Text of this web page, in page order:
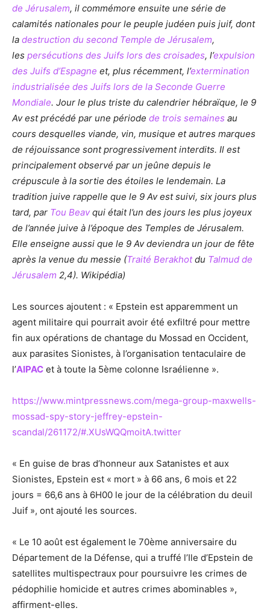
de Jérusalem, il commémore ensuite une série de
calamités nationales pour le peuple judéen puis juif, dont
la destruction du second Temple de Jérusalem,
les persécutions des Juifs lors des croisades, l’expulsion
des Juifs d’Espagne et, plus récemment, l’extermination
industrialisée des Juifs lors de la Seconde Guerre
Mondiale. Jour le plus triste du calendrier hébraïque, le 9
Av est précédé par une période de trois semaines au
cours desquelles viande, vin, musique et autres marques
de réjouissance sont progressivement interdits. Il est
principalement observé par un jeûne depuis le
crépuscule à la sortie des étoiles le lendemain. La
tradition juive rappelle que le 9 Av est suivi, six jours plus
tard, par Tou Beavqui était l’un des jours les plus joyeux
de l’année juive à l’époque des Temples de Jérusalem.
Elle enseigne aussi que le 9 Av deviendra un jour de fête
après la venue du messie (Traité Berakhotdu Talmud de
Jérusalem 2,4). Wikipédia)
Les sources ajoutent : « Epstein est apparemment un
agent militaire qui pourrait avoir été exfiltré pour mettre
fin aux opérations de chantage du Mossad en Occident,
aux parasites Sionistes, à l’organisation tentaculaire de
l’AIPAC et à toute la 5ème colonne Israélienne ».
https://www.mintpressnews.com/mega-group-maxwells-
mossad-spy-story-jeffrey-epstein-
scandal/261172/#.XUsWQQmoitA.twitter
« En guise de bras d’honneur aux Satanistes et aux
Sionistes, Epstein est « mort » à 66 ans, 6 mois et 22
jours = 66,6 ans à 6H00 le jour de la célébration du deuil
Juif », ont ajouté les sources.
« Le 10 août est également le 70ème anniversaire du
Département de la Défense, qui a truffé l’Ile d’Epstein de
satellites multispectraux pour poursuivre les crimes de
pédophilie homicide et autres crimes abominables »,
affirment-elles.